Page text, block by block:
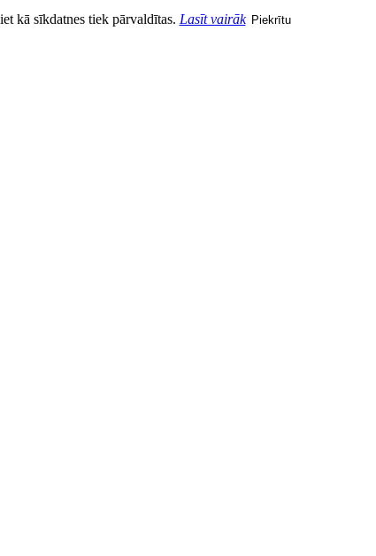
kā sīkdatnes tiek pārvaldītas. Lasīt vairāk Piekrītu